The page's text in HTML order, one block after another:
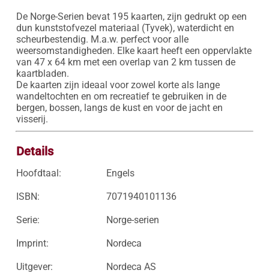
De Norge-Serien bevat 195 kaarten, zijn gedrukt op een
dun kunststofvezel materiaal (Tyvek), waterdicht en
scheurbestendig. M.a.w. perfect voor alle
weersomstandigheden. Elke kaart heeft een oppervlakte
van 47 x 64 km met een overlap van 2 km tussen de
kaartbladen.
De kaarten zijn ideaal voor zowel korte als lange
wandeltochten en om recreatief te gebruiken in de
bergen, bossen, langs de kust en voor de jacht en
visserij.
Details
Hoofdtaal: Engels
ISBN: 7071940101136
Serie: Norge-serien
Imprint: Nordeca
Uitgever: Nordeca AS